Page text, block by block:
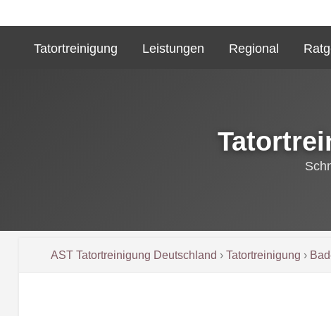
Tatortreinigung Leistungen Regional
AST Tatortreinigung Deutschland › Tatortreinigung ›